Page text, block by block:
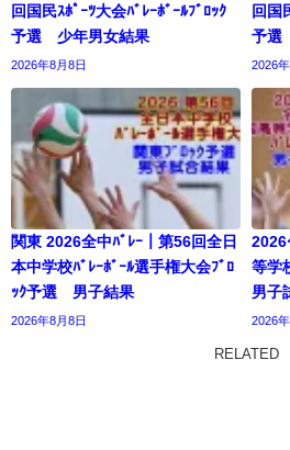
回国民ｽﾎﾟｰﾂ大会ﾊﾞﾚｰﾎﾞｰﾙﾌﾞﾛｯｸ
予選 少年男女結果
2026年8月8日
回国
予選
2026
関東 2026全中ﾊﾞﾚｰ｜第56回全日
本中学校ﾊﾞﾚｰﾎﾞｰﾙ選手権大会ﾌﾞﾛ
ｯｸ予選 男子結果
2026年8月8日
2026
等学
男子
2026
RELATED